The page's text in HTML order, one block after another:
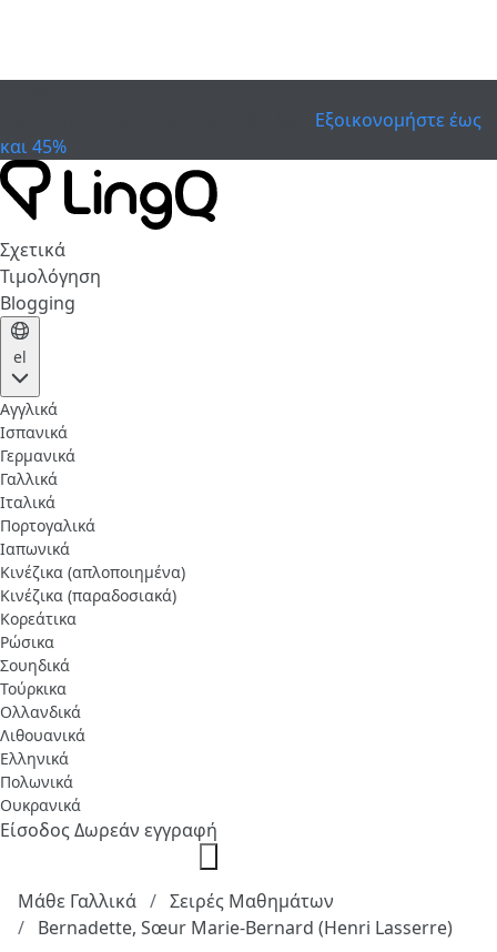
Εξοικονομήστε έως
και 45%
Σχετικά
Τιμολόγηση
Blogging
el
Αγγλικά
Ισπανικά
Γερμανικά
Γαλλικά
Ιταλικά
Πορτογαλικά
Ιαπωνικά
Κινέζικα (απλοποιημένα)
Κινέζικα (παραδοσιακά)
Κορεάτικα
Ρώσικα
Σουηδικά
Τούρκικα
Ολλανδικά
Λιθουανικά
Ελληνικά
Πολωνικά
Ουκρανικά
ΕίσοδοςΔωρεάν εγγραφή
Μάθε Γαλλικά
Σειρές Μαθημάτων
Bernadette, Sœur Marie-Bernard (Henri Lasserre)